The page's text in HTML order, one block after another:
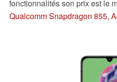
fonctionnalités son prix est le
l’appareil est malgré tout une
Qualcomm Snapdragon 855,